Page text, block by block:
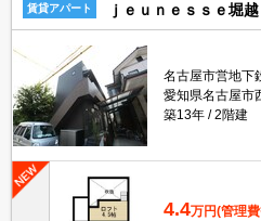
賃貸アパート ｊｅｕｎｅｓｓｅ堀
名古屋市営地下
愛知県名古屋市
築13年
2階建
4.4万円(管理